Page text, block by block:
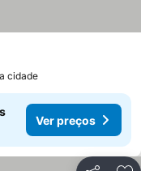
cidade
Ver preços